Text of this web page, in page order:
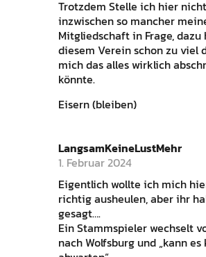
Trotzdem Stelle ich hier
inzwischen so mancher
Mitgliedschaft in Frage,
diesem Verein schon zu viel
mich das alles wirklich
könnte.
Eisern (bleiben)
LangsamKeineLustMehr
1. Februar 2024
Eigentlich wollte ich mich
richtig ausheulen, aber ihr
gesagt….
Ein Stammspieler wechselt
nach Wolfsburg und „kann es